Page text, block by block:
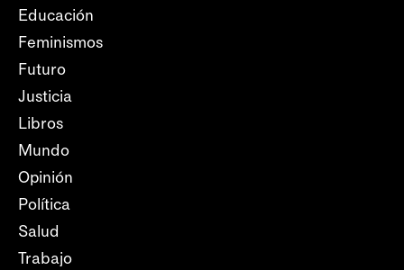
Educación
Feminismos
Futuro
Justicia
Libros
Mundo
Opinión
Política
Salud
Trabajo